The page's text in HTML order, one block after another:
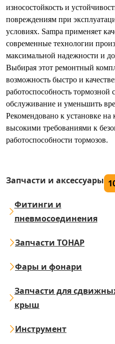
износостойкость и
повреждениям при
условиях. Sampa применяет
современные технологии
максимальной надежности и
Выбирая этот ремонтный
возможность быстро и
работоспособность тормозной
обслуживание и уменьшить
Рекомендовано к установке на
высокими требованиями к
работоспособности тормозов.
Запчасти и аксессуары
Фитинги и
пневмосоединения
Запчасти ТОНАР
Фары и фонари
Запчасти для
крыш
Инструмент